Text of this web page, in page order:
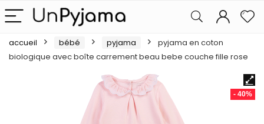
accueil bébé pyjama
pyjama en coton
biologique avec boîte carrement beau bebe couche fille rose
- 40%